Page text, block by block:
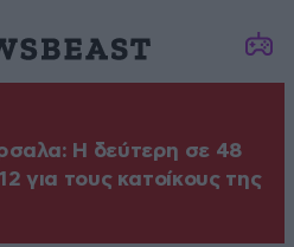
Η δεύτερη σε 48
για τους κατοίκους της